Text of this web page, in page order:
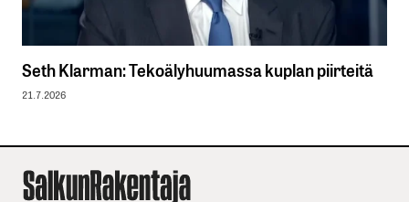
Seth Klarman: Tekoälyhuumassa kuplan piirteitä
21.7.2026